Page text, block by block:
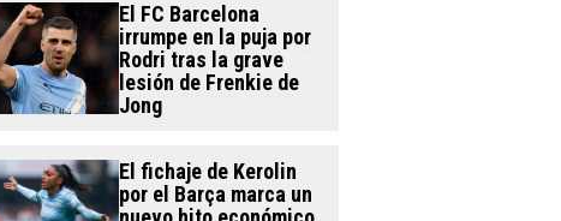
El FC Barcelona
irrumpe en la puja por
Rodri tras la grave
lesión de Frenkie de
Jong
El fichaje de Kerolin
por el Barça marca un